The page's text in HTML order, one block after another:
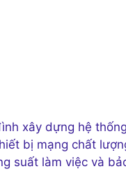
xây dựng hệ thống
bị mạng chất
suất làm việc và